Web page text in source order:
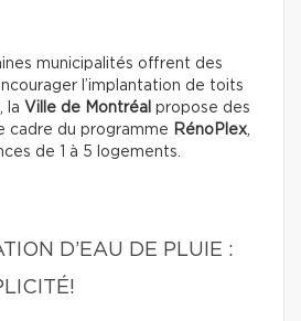
municipalités offrent des
l’implantation de toits
la Ville de Montréal propose des
cadre du programme RénoPlex,
de 1 à 5 logements.
D’EAU DE PLUIE :